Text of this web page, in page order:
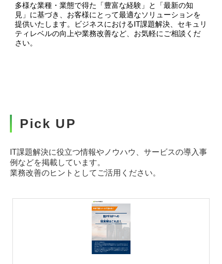
多様な業種・業態で得た「豊富な経験」と「最新の知
見」に基づき、お客様にとって最適なソリューションを
提供いたします。ビジネスにおけるIT課題解決、セキュリ
ティレベルの向上や業務改善など、お気軽にご相談くだ
さい。
Pick UP
IT課題解決に役立つ情報やノウハウ、サービスの導入事
例などを掲載しています。
業務改善のヒントとしてご活用ください。